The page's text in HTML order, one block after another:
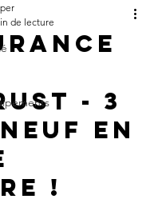
- 3
en
!
de lecture